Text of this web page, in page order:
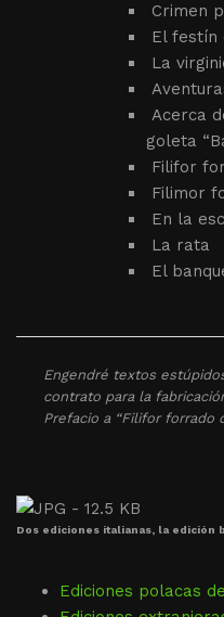
Crimen
El festín
La
Acerca
goleta
Filifor
Filimor
En la
La rata
El
Engendré textos
contrato para la
Prefacio a “Filifor forrado
Dos ediciones italianas, la edición
Ediciones polacas de